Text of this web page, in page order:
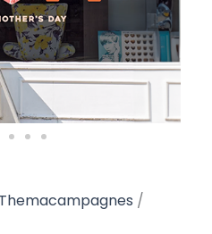
Themacampagnes /